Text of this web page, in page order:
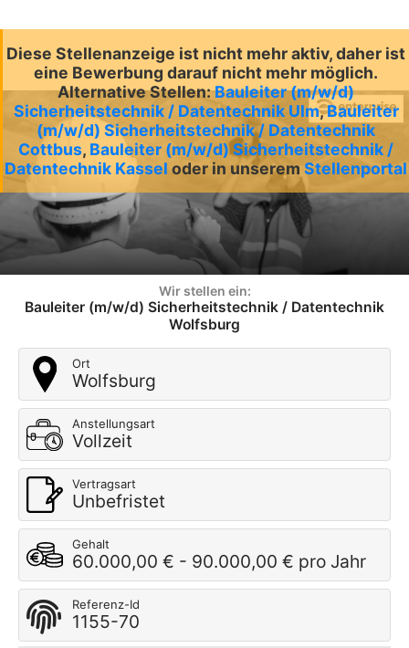
Diese Stellenanzeige ist nicht mehr aktiv, daher ist
eine Bewerbung darauf nicht mehr möglich.
Alternative Stellen:Bauleiter (m/w/d)
Sicherheitstechnik / Datentechnik Ulm,Bauleiter
(m/w/d) Sicherheitstechnik / Datentechnik
Cottbus, Bauleiter (m/w/d) Sicherheitstechnik /
Datentechnik Kassel oder in unserem Stellenportal
Wir stellen ein:
Bauleiter (m/w/d) Sicherheitstechnik / Datentechnik
Wolfsburg
Ort
Wolfsburg
Anstellungsart
Vollzeit
Vertragsart
Unbefristet
Gehalt
60.000,00 € - 90.000,00 € pro Jahr
Referenz-Id
1155-70